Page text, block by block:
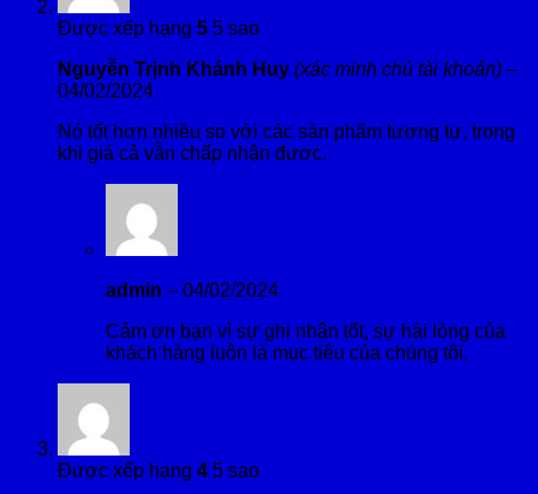
Được xếp hạng 5 5 sao
Nguyễn Trịnh Khánh Huy (xác minh chủ tài khoản) –
04/02/2024
Nó tốt hơn nhiều so với các sản phẩm tương tự, trong
khi giá cả vẫn chấp nhận được.
admin – 04/02/2024
Cảm ơn bạn vì sự ghi nhận tốt, sự hài lòng của
khách hàng luôn là mục tiêu của chúng tôi.
Được xếp hạng 4 5 sao